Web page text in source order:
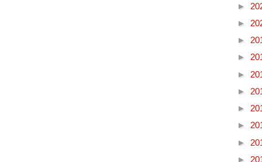
►
►
►
►
►
►
►
►
►
►